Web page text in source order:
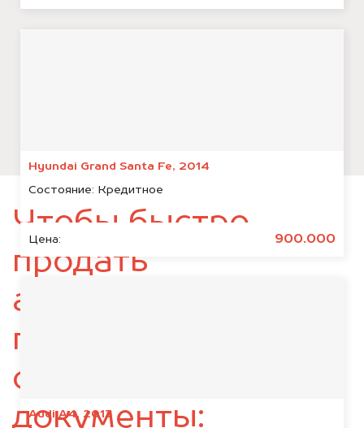
Hyundai Grand Santa Fe, 2014
Состояние: Кредитное
Цена: 900.000
Audi A4, 2013
Чтобы быстро
продать
автомобиль,
подготовьте
следующие
документы: